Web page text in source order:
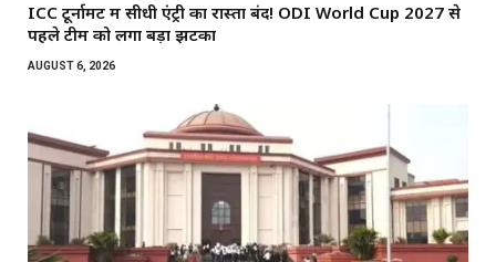
ICC टूर्नामेंट में सीधी एंट्री का रास्ता बंद! ODI World Cup 2027 से
पहले टीम को लगा बड़ा झटका
AUGUST 6, 2026